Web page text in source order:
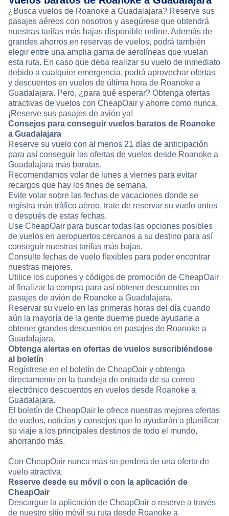
¿Busca vuelos de Roanoke a Guadalajara? Reserve sus
pasajes aéreos con nosotros y asegúrese que obtendrá
nuestras tarifas más bajas disponible online. Además de
grandes ahorros en reservas de vuelos, podrá también
elegir entre una amplia gama de aerolíneas que vuelan
esta ruta. En caso que deba realizar su vuelo de inmediato
debido a cualquier emergencia, podrá aprovechar ofertas
y descuentos en vuelos de última hora de Roanoke a
Guadalajara. Pero, ¿para qué esperar? Obtenga ofertas
atractivas de vuelos con CheapOair y ahorre como nunca.
¡Reserve sus pasajes de avión ya!
Consejos para conseguir vuelos baratos de Roanoke
a Guadalajara
Reserve su vuelo con al menos 21 días de anticipación
para así conseguir las ofertas de vuelos desde Roanoke a
Guadalajara más baratas.
Recomendamos volar de lunes a viernes para evitar
recargos que hay los fines de semana.
Evite volar sobre las fechas de vacaciones donde se
registra más tráfico aéreo, trate de reservar su vuelo antes
o después de estas fechas.
Use CheapOair para buscar todas las opciones posibles
de vuelos en aeropuertos cercanos a su destino para así
conseguir nuestras tarifas más bajas.
Consulte fechas de vuelo flexibles para poder encontrar
nuestras mejores.
Utilice los cupones y códigos de promoción de CheapOair
al finalizar la compra para así obtener descuentos en
pasajes de avión de Roanoke a Guadalajara.
Reservar su vuelo en las primeras horas del día cuando
aún la mayoría de la gente duerme puede ayudarle a
obtener grandes descuentos en pasajes de Roanoke a
Guadalajara.
Obtenga alertas en ofertas de vuelos suscribiéndose
al boletín
Regístrese en el boletín de CheapOair y obtenga
directamente en la bandeja de entrada de su correo
electrónico descuentos en vuelos desde Roanoke a
Guadalajara.
El boletín de CheapOair le ofrece nuestras mejores ofertas
de vuelos, noticias y consejos que lo ayudarán a planificar
su viaje a los principales destinos de todo el mundo,
ahorrando más.
Con CheapOair nunca más se perderá de una oferta de
vuelo atractiva.
Reserve desde su móvil o con la aplicación de
CheapOair
Descargue la aplicación de CheapOair o reserve a través
de nuestro sitio móvil su ruta desde Roanoke a